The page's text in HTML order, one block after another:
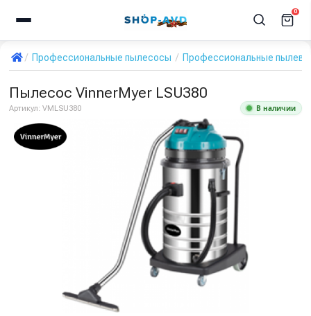
0
Профессиональные пылесосы Профессиональные
Пылесос VinnerMyer LSU380
Артикул: VMLSU380 В наличии